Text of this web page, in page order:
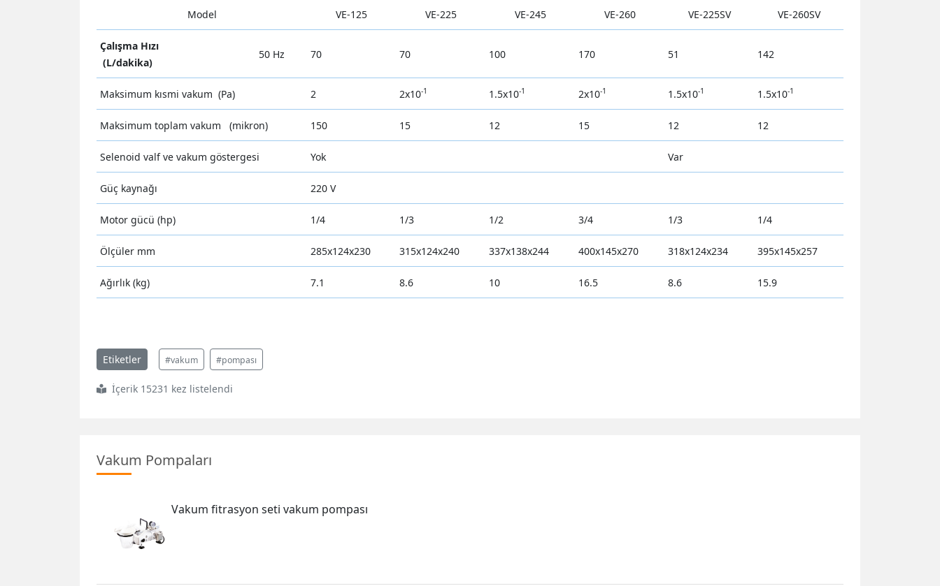
Model VE-125 VE-225 VE-245 VE-260 VE-225SV VE-260SV
Çalışma Hızı
(L/dakika)
50 Hz 70 70 100 170 51 142
Maksimum kısmi vakum (Pa) 2 2x10-1 1.5x10-1 2x10-1 1.5x10-1 1.5x10-1
Maksimum toplam vakum (mikron) 150 15 12 15 12 12
Selenoid valf ve vakum göstergesi Yok Var
Güç kaynağı 220 V
Motor gücü (hp) 1/4 1/3 1/2 3/4 1/3 1/4
Ölçüler mm 285x124x230 315x124x240 337x138x244 400x145x270 318x124x234 395x145x257
Ağırlık (kg) 7.1 8.6 10 16.5 8.6 15.9
Etiketler #vakum #pompası
İçerik 15231 kez listelendi
Vakum Pompaları
Vakum fitrasyon seti vakum pompası